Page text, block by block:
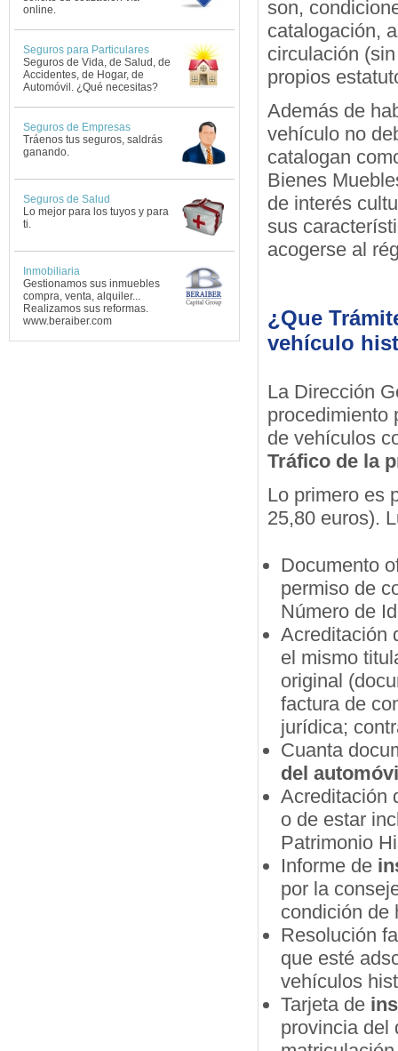
online.
Seguros para Particulares
Seguros de Vida, de Salud, de
Accidentes, de Hogar, de
Automóvil. ¿Qué necesitas?
Seguros de Empresas
Tráenos tus seguros, saldrás
ganando.
Seguros de Salud
Lo mejor para los tuyos y para
ti.
Inmobiliaria
Gestionamos sus inmuebles
compra, venta, alquiler...
Realizamos sus reformas.
www.beraiber.com
son,
catalogación,
circulación
propios
Además de
vehículo no
catalogan
Bienes
de interés
sus
acogerse al
¿Que
vehículo
La Dirección
procedimiento
de vehículos
Tráfico de la
Lo primero es
25,80 euros).
Documento
permiso de
Número de
Acreditación
el mismo
original
factura de
jurídica;
Cuanta
del
Acreditación
o de estar
Patrimonio
Informe de
por la
condición de
Resolución
que esté
vehículos
Tarjeta de
provincia del